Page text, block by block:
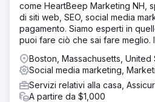
come HeartBeep Marketing NH,
di siti web, SEO, social media
pagamento. Siamo esperti in
puoi fare ciò che sai fare meglio.
Boston, Massachusetts, United
Social media marketing,
Servizi relativi alla casa,
A partire da $1,000